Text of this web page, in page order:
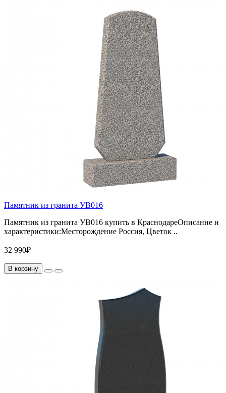
Памятник из гранита УВ016
Памятник из гранита УВ016 купить в КраснодареОписание и
характеристики:Месторождение Россия, Цветок ..
32 990₽
В корзину